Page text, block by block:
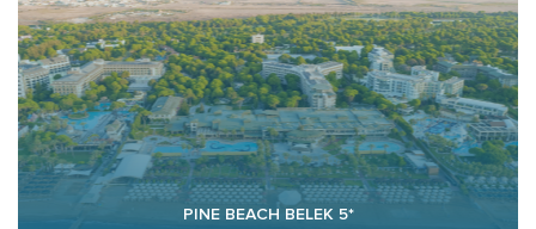
PINE BEACH BELEK 5*